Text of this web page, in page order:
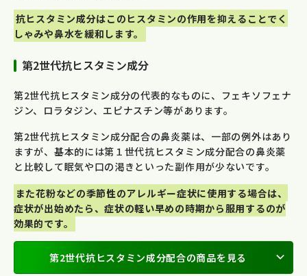
抗ヒスタミン成分はこのヒスタミンの作用を抑えることでく
しゃみや鼻水を緩和します。
第2世代抗ヒスタミン成分
第2世代抗ヒスタミン成分の代表的なものに、フェキソフェナ
ジン、ロラタジン、エピナスチン等があります。
第2世代抗ヒスタミン成分配合の鼻炎薬は、一部の例外はあり
ますが、基本的には第１世代抗ヒスタミン成分配合の鼻炎薬
と比較して眠気や口の渇きといった副作用が少ないです。
また花粉などの季節性のアレルギー症状に使用する場合は、
症状が出始めたら、症状の軽い早めの時期から服用するのが
効果的です。
第2世代抗ヒスタミン成分配合の商品を見る